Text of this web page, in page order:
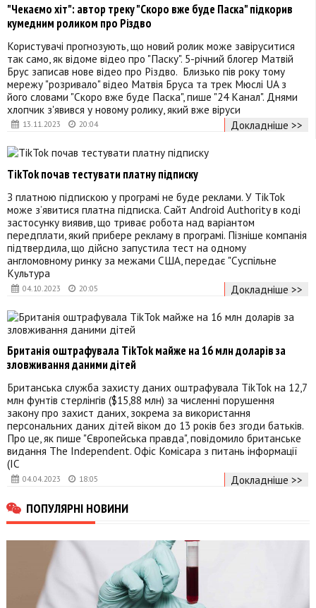
13.11.2023 20:04
"Чекаємо хіт": автор треку "Скоро вже буде Паска" підкорив
кумедним роликом про Різдво
Користувачі прогнозують, що новий ролик може завіруситися
так само, як відоме відео про "Паску". 5-річний блогер Матвій
Брус записав нове відео про Різдво. Близько пів року тому
мережу "розривало" відео Матвія Бруса та трек Мюслі UA з
його словами "Скоро вже буде Паска", пише "24 Канал". Днями
хлопчик з'явився у новому ролику, який вже віруси
Докладніше >>
04.10.2023 20:05
TikTok почав тестувати платну підписку
З платною підпискою у програмі не буде реклами. У TikTok
може зʼявитися платна підписка. Сайт Android Authority в коді
застосунку виявив, що триває робота над варіантом
передплати, який прибере рекламу в програмі. Пізніше компанія
підтвердила, що дійсно запустила тест на одному
англомовному ринку за межами США, передає "Суспільне
Культура
Докладніше >>
04.04.2023 18:05
Британія оштрафувала TikTok майже на 16 млн доларів за
зловживання даними дітей
Британська служба захисту даних оштрафувала TikTok на 12,7
млн фунтів стерлінгів ($15,88 млн) за численні порушення
закону про захист даних, зокрема за використання
персональних даних дітей віком до 13 років без згоди батьків.
Про це, як пише "Європейська правда", повідомило британське
видання The Independent. Офіс Комісара з питань інформації
(IC
Докладніше >>
ПОПУЛЯРНІ НОВИНИ